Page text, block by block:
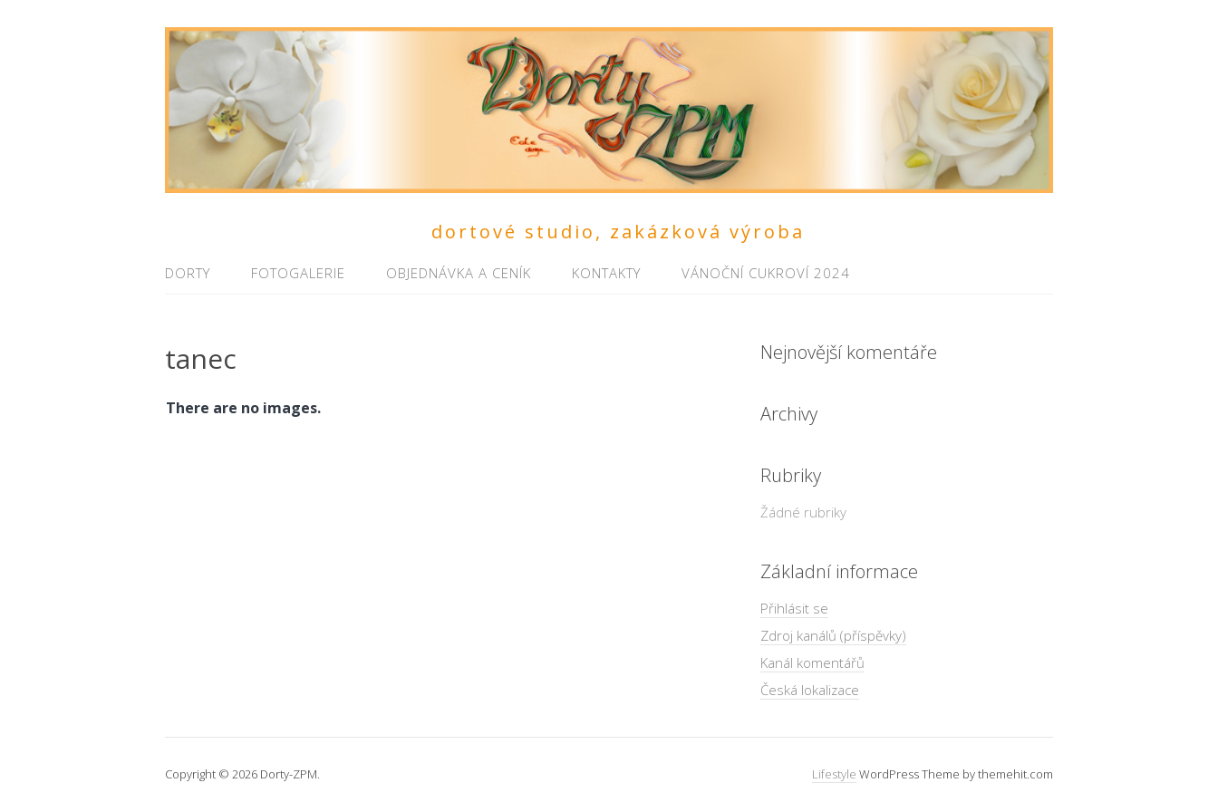
dortové studio, zakázková výroba
DORTY FOTOGALERIE OBJEDNÁVKA A CENÍK KONTAKTY VÁNOČNÍ CUKROVÍ 2024
tanec
There are no images.
Nejnovější komentáře
Archivy
Rubriky
Žádné rubriky
Základní informace
Přihlásit se
Zdroj kanálů (příspěvky)
Kanál komentářů
Česká lokalizace
Copyright © 2026 Dorty-ZPM. Lifestyle WordPress Theme by themehit.com